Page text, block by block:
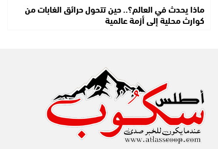
ماذا يحدث في العالم؟.. حين تتحول حرائق الغابات من
كوارث محلية إلى أزمة عالمية